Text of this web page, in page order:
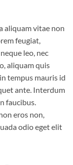
aliquam vitae non
feugiat,
leo, nec
aliquam quis
tempus mauris id
ante. Interdum
faucibus.
eros non,
odio eget elit